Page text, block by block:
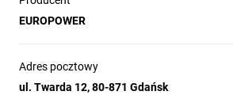
EUROPOWER
Adres pocztowy
ul. Twarda 12, 80-871 Gdańsk